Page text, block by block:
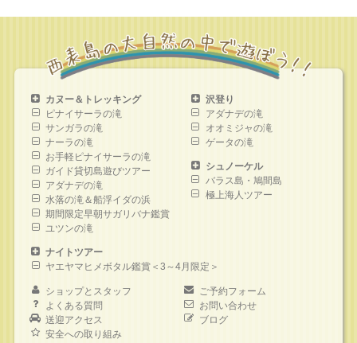
カヌー＆トレッキング
ピナイサーラの滝
サンガラの滝
ナーラの滝
お手軽ピナイサーラの滝
ガイド貸切島遊びツアー
アダナデの滝
水落の滝＆船浮イダの浜
期間限定早朝サガリバナ鑑賞
ユツンの滝
沢登り
アダナデの滝
オオミジャの滝
ゲータの滝
シュノーケル
バラス島・鳩間島
極上海人ツアー
ナイトツアー
ヤエヤマヒメボタル鑑賞＜3～4月限定＞
ショップとスタッフ
よくある質問
送迎アクセス
安全への取り組み
ご予約フォーム
お問い合わせ
ブログ